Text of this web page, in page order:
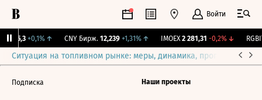
Войти
115,3 +0,1%↑ CNY Бирж. 12,239 +1,31%↑ IMOEX 2 281,31 -0,2%↓
Ситуация на топливном рынке: меры, динамика, прогнозы
Подписка Наши проекты